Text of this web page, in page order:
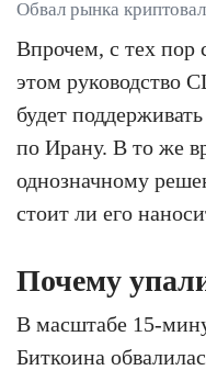
Обвал рынка
Впрочем, с тех пор
этом руководство
будет
по Ирану. В то же
однозначному
стоит ли его
Почему
В масштабе 15-
Биткоина